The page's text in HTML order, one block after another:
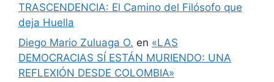
TRASCENDENCIA: El Camino del Filósofo que
deja Huella
Diego Mario Zuluaga O. en «LAS
DEMOCRACIAS SÍ ESTÁN MURIENDO: UNA
REFLEXIÓN DESDE COLOMBIA»